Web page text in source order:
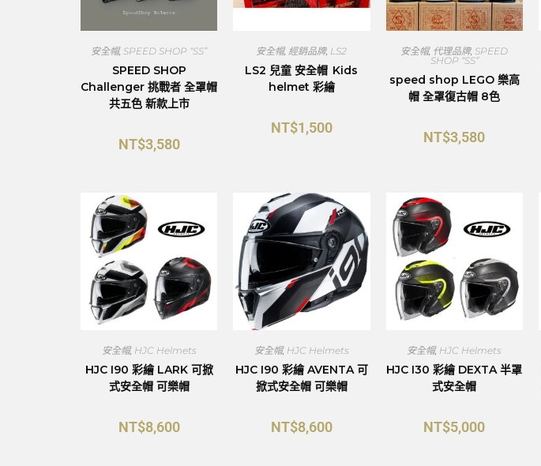
安全帽, SPEED SHOP “SS”
SPEED SHOP
Challenger 挑戰者 全罩帽
共五色 新款上市
NT$3,580
安全帽, 經銷品牌, LS2
LS2 兒童 安全帽 Kids
helmet 彩繪
NT$1,500
安全帽, 代理品牌, SPEED
SHOP “SS”
speed shop LEGO 樂高
帽 全罩復古帽 8色
NT$3,580
安全帽, HJC Helmets
HJC I90 彩繪 LARK 可掀
式安全帽 可樂帽
NT$8,600
安全帽, HJC Helmets
HJC I90 彩繪 AVENTA 可
掀式安全帽 可樂帽
NT$8,600
安全帽, HJC Helmets
HJC I30 彩繪 DEXTA 半罩
式安全帽
NT$5,000